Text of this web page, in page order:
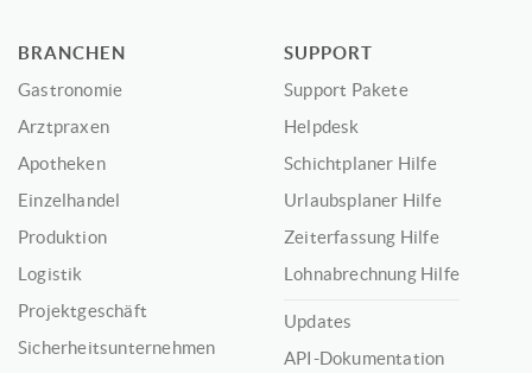
BRANCHEN
Gastronomie
Arztpraxen
Apotheken
Einzelhandel
Produktion
Logistik
Projektgeschäft
Sicherheitsunternehmen
SUPPORT
Support Pakete
Helpdesk
Schichtplaner Hilfe
Urlaubsplaner Hilfe
Zeiterfassung Hilfe
Lohnabrechnung Hilfe
Updates
API-Dokumentation